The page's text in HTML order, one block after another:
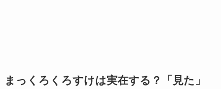
まっくろくろすけは実在する？「見た」